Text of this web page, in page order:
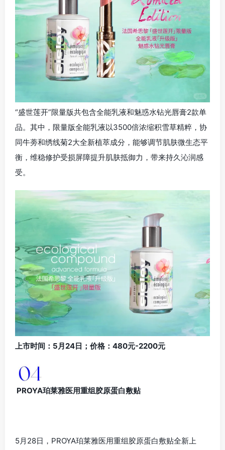
“盛世莲开”限量版共包含全能乳液和魅惑水钻光唇膏2款单
品。其中，限量版全能乳液以3500倍浓缩积雪草精粹，协
同牛蒡和绣线菊2大全新植萃成分，能够调节肌肤微生态平
衡，维稳修护受损屏障提升肌肤抵御力，带来持久沁润感
受。
上市时间：5月24日；价格：480元-2200元
PROYA珀莱雅医用重组胶原蛋白敷贴
5月28日，PROYA珀莱雅医用重组胶原蛋白敷贴全新上